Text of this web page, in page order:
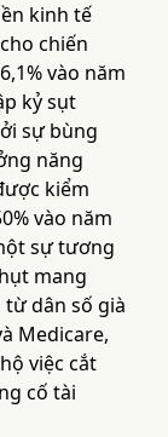
kinh tế
chiến
vào năm
kỷ sụt
sự bùng
năng
kiểm
vào năm
sự tương
mang
dân số già
Medicare,
việc cắt
cố tài